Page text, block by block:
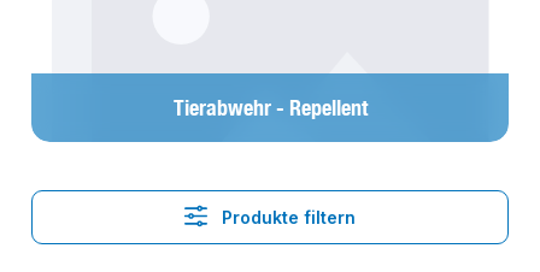
Tierabwehr - Repellent
Produkte filtern